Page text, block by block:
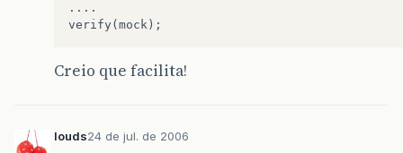
....
verify(mock );
Creio que facilita!
louds24 de jul. de 2006